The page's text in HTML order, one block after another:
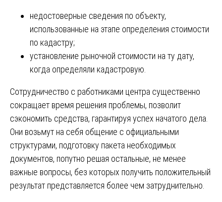
недостоверные сведения по объекту,
использованные на этапе определения стоимости
по кадастру;
установление рыночной стоимости на ту дату,
когда определяли кадастровую.
Сотрудничество с работниками центра существенно
сокращает время решения проблемы, позволит
сэкономить средства, гарантируя успех начатого дела.
Они возьмут на себя общение с официальными
структурами, подготовку пакета необходимых
документов, попутно решая остальные, не менее
важные вопросы, без которых получить положительный
результат представляется более чем затруднительно.